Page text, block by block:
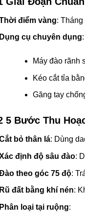
điểm vàng: Tháng
Dụng cụ chuyên dụng:
Máy đào rãnh
Kéo cắt tỉa
Găng tay
5 Bước Thu
bỏ thân lá: Dùng
định độ sâu đào:
theo góc 75 độ:
Rũ đất bằng khí nén:
Phân loại tại ruộng: